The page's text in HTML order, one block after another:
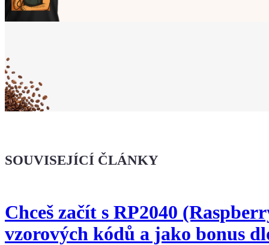
že jsi Maker!
Koupit tričko
SOUVISEJÍCÍ ČLÁNKY
Chceš začít s RP2040
vzorových kódů a jako bonus